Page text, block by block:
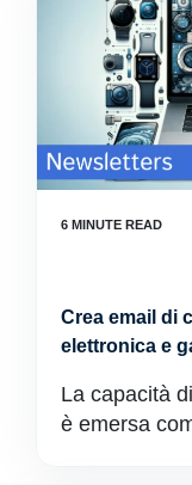
Crea email di
elettronica e
La capacità
è emersa